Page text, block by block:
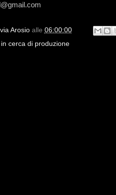
Arosio alle 06:00:00
cerca di produzione